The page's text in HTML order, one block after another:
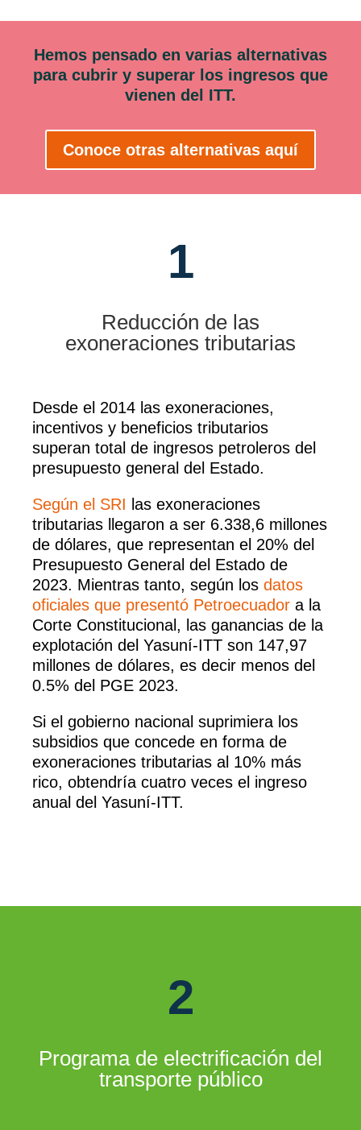
Hemos pensado en varias alternativas
para cubrir y superar los ingresos que
vienen del ITT.
Conoce otras alternativas aquí
1
Reducción de las
exoneraciones tributarias
Desde el 2014 las exoneraciones,
incentivos y beneficios tributarios
superan total de ingresos petroleros del
presupuesto general del Estado.
Según el SRI las exoneraciones
tributarias llegaron a ser 6.338,6 millones
de dólares, que representan el 20% del
Presupuesto General del Estado de
2023. Mientras tanto, según los datos
oficiales que presentó Petroecuador a la
Corte Constitucional, las ganancias de la
explotación del Yasuní-ITT son 147,97
millones de dólares, es decir menos del
0.5% del PGE 2023.
Si el gobierno nacional suprimiera los
subsidios que concede en forma de
exoneraciones tributarias al 10% más
rico, obtendría cuatro veces el ingreso
anual del Yasuní-ITT.
2
Programa de electrificación del
transporte público